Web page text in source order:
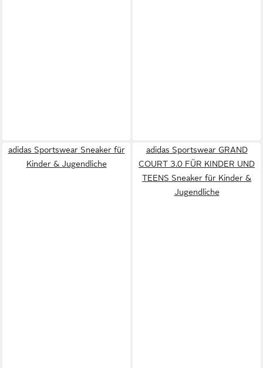
adidas Sportswear Sneaker für
Kinder & Jugendliche
adidas Sportswear GRAND
COURT 3.0 FÜR KINDER UND
TEENS Sneaker für Kinder &
Jugendliche